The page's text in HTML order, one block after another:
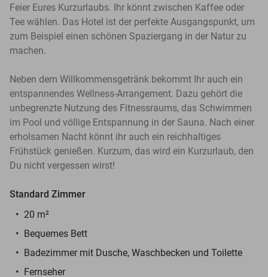
Feier Eures Kurzurlaubs. Ihr könnt zwischen Kaffee oder
Tee wählen. Das Hotel ist der perfekte Ausgangspunkt, um
zum Beispiel einen schönen Spaziergang in der Natur zu
machen.
Neben dem Willkommensgetränk bekommt Ihr auch ein
entspannendes Wellness-Arrangement. Dazu gehört die
unbegrenzte Nutzung des Fitnessraums, das Schwimmen
im Pool und völlige Entspannung in der Sauna. Nach einer
erholsamen Nacht könnt ihr auch ein reichhaltiges
Frühstück genießen. Kurzum, das wird ein Kurzurlaub, den
Du nicht vergessen wirst!
Standard Zimmer
20 m²
Bequemes Bett
Badezimmer mit Dusche, Waschbecken und Toilette
Fernseher